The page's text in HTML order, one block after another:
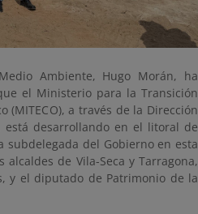
Ambiente, Hugo Morán, ha
el Ministerio para la Transición
(MITECO), a través de la Dirección
está desarrollando en el litoral de
subdelegada del Gobierno en esta
alcaldes de Vila-Seca y Tarragona,
y el diputado de Patrimonio de la